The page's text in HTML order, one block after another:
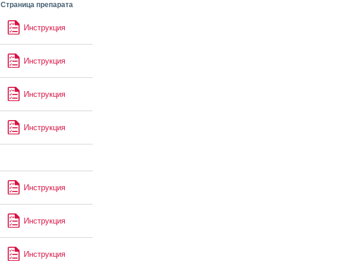
Страница препарата
Инструкция
Инструкция
Инструкция
Инструкция
Инструкция
Инструкция
Инструкция